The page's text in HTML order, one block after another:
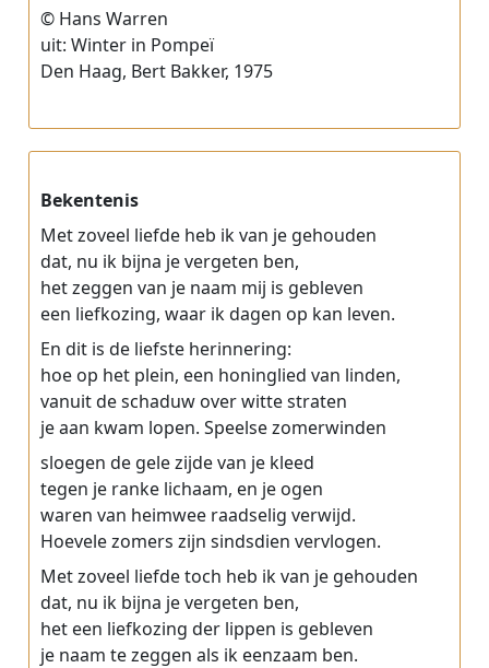
© Hans Warren
uit: Winter in Pompeï
Den Haag, Bert Bakker, 1975
Bekentenis
Met zoveel liefde heb ik van je gehouden
dat, nu ik bijna je vergeten ben,
het zeggen van je naam mij is gebleven
een liefkozing, waar ik dagen op kan leven.
En dit is de liefste herinnering:
hoe op het plein, een honinglied van linden,
vanuit de schaduw over witte straten
je aan kwam lopen. Speelse zomerwinden
sloegen de gele zijde van je kleed
tegen je ranke lichaam, en je ogen
waren van heimwee raadselig verwijd.
Hoevele zomers zijn sindsdien vervlogen.
Met zoveel liefde toch heb ik van je gehouden
dat, nu ik bijna je vergeten ben,
het een liefkozing der lippen is gebleven
je naam te zeggen als ik eenzaam ben.